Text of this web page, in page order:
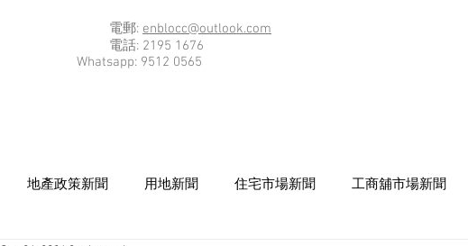
電郵: enblocc@outlook.com
電話: 2195 1676
Whatsapp: 9512 0565
地產政策新聞 用地新聞 住宅市場新聞 工商舖市場新聞